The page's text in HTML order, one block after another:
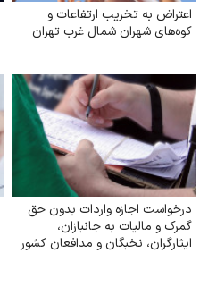
اعتراض به تخریب ارتفاعات و
کوه‌های شهران شمال غرب تهران
درخواست اجازه واردات بدون حق
گمرک و مالیات به جانبازان،
ایثارگران، نخبگان و مدافعان کشور